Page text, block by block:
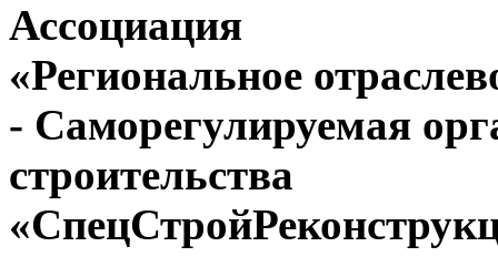
Ассоциация
«Региональное
- Саморегулируемая
строительства